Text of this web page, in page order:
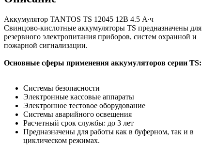
Аккумулятор TANTOS TS 12045 12В 4.5 А∙ч
Свинцово-кислотные аккумуляторы TS предназначены для
резервного электропитания приборов, систем охранной и
пожарной сигнализации.
Основные сферы применения аккумуляторов серии TS:
Системы безопасности
Электронные кассовые аппараты
Электронное тестовое оборудование
Системы аварийного освещения
Расчетный срок службы: до 3 лет
Предназначены для работы как в буферном, так и в
циклическом режимах.